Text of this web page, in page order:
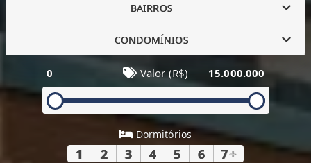
BAIRROS
CONDOMÍNIOS
0 Valor (R$) 15.000.000
Dormitórios
1 2 3 4 5 6 7+